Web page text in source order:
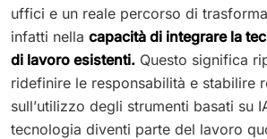
uffici e un reale percorso di
infatti nella capacità di integrare la
di lavoro esistenti. Questo significa
ridefinire le responsabilità e stabilire
sull’utilizzo degli strumenti basati su
tecnologia diventi parte del lavoro